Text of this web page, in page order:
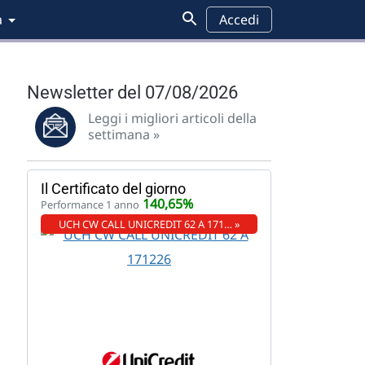
Accedi
Newsletter del 07/08/2026
Leggi i migliori articoli della
settimana »
Il Certificato del giorno
Performance 1 anno 140,65%
UCH CW CALL UNICREDIT 62 A 171… »